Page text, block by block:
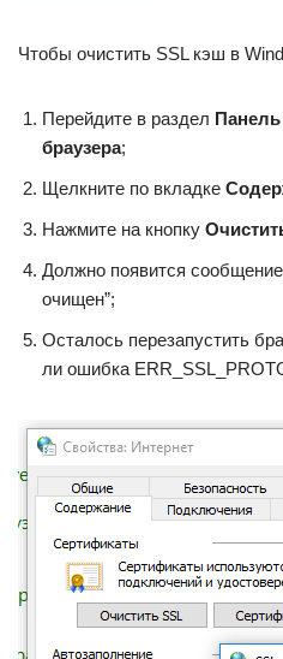
Чтобы очистить SSL кэш в
Перейдите в раздел
браузера;
Щелкните по вкладке
Нажмите на кнопку
Должно появится
очищен”;
Осталось перезапустить
ли ошибка